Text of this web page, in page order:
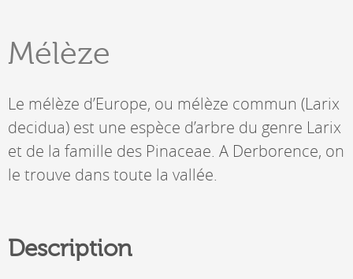
Mélèze
Le mélèze d’Europe, ou mélèze commun (Larix
decidua) est une espèce d’arbre du genre Larix
et de la famille des Pinaceae. A Derborence, on
le trouve dans toute la vallée.
Description